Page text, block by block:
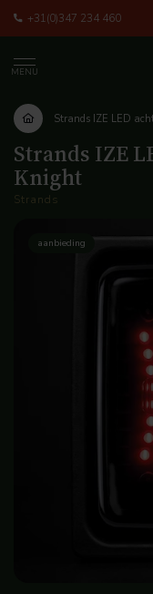
+31(0)347 234 460
MENU
Strands IZE LED
Strands IZE
Knight
Strands
aanbieding